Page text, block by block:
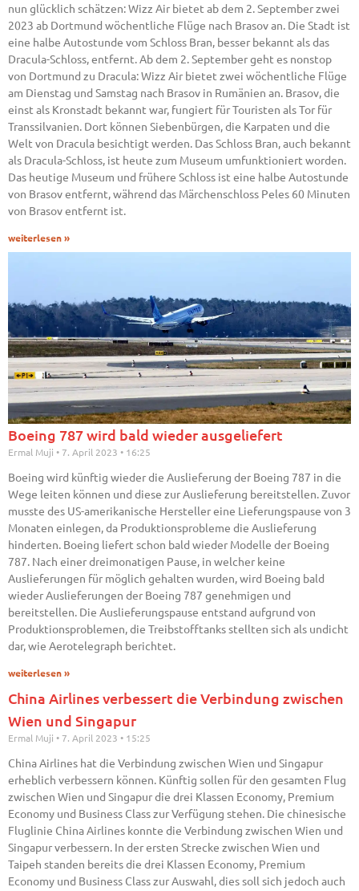
nun glücklich schätzen: Wizz Air bietet ab dem 2. September zwei
2023 ab Dortmund wöchentliche Flüge nach Brasov an. Die Stadt ist
eine halbe Autostunde vom Schloss Bran, besser bekannt als das
Dracula-Schloss, entfernt. Ab dem 2. September geht es nonstop
von Dortmund zu Dracula: Wizz Air bietet zwei wöchentliche Flüge
am Dienstag und Samstag nach Brasov in Rumänien an. Brasov, die
einst als Kronstadt bekannt war, fungiert für Touristen als Tor für
Transsilvanien. Dort können Siebenbürgen, die Karpaten und die
Welt von Dracula besichtigt werden. Das Schloss Bran, auch bekannt
als Dracula-Schloss, ist heute zum Museum umfunktioniert worden.
Das heutige Museum und frühere Schloss ist eine halbe Autostunde
von Brasov entfernt, während das Märchenschloss Peles 60 Minuten
von Brasov entfernt ist.
weiterlesen »
Boeing 787 wird bald wieder ausgeliefert
Ermal Muji 7. April 2023 16:25
Boeing wird künftig wieder die Auslieferung der Boeing 787 in die
Wege leiten können und diese zur Auslieferung bereitstellen. Zuvor
musste des US-amerikanische Hersteller eine Lieferungspause von 3
Monaten einlegen, da Produktionsprobleme die Auslieferung
hinderten. Boeing liefert schon bald wieder Modelle der Boeing
787. Nach einer dreimonatigen Pause, in welcher keine
Auslieferungen für möglich gehalten wurden, wird Boeing bald
wieder Auslieferungen der Boeing 787 genehmigen und
bereitstellen. Die Auslieferungspause entstand aufgrund von
Produktionsproblemen, die Treibstofftanks stellten sich als undicht
dar, wie Aerotelegraph berichtet.
weiterlesen »
China Airlines verbessert die Verbindung zwischen
Wien und Singapur
Ermal Muji 7. April 2023 15:25
China Airlines hat die Verbindung zwischen Wien und Singapur
erheblich verbessern können. Künftig sollen für den gesamten Flug
zwischen Wien und Singapur die drei Klassen Economy, Premium
Economy und Business Class zur Verfügung stehen. Die chinesische
Fluglinie China Airlines konnte die Verbindung zwischen Wien und
Singapur verbessern. In der ersten Strecke zwischen Wien und
Taipeh standen bereits die drei Klassen Economy, Premium
Economy und Business Class zur Auswahl, dies soll sich jedoch auch